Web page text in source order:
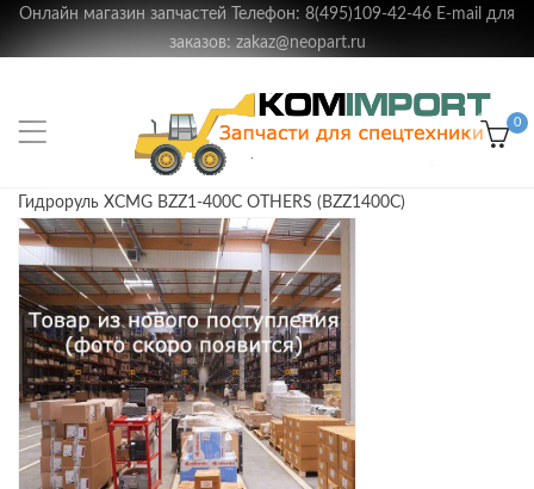
Онлайн магазин запчастей Телефон: 8(495)109-42-46 E-mail для
заказов: zakaz@neopart.ru
0
Гидроруль XCMG BZZ1-400C OTHERS (BZZ1400C)